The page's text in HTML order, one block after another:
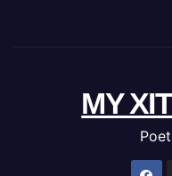
MY